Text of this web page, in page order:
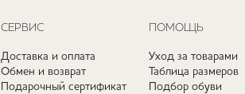
СЕРВИС
Доставка и оплата
Обмен и возврат
Подарочный сертификат
ПОМОЩЬ
Уход за товарами
Таблица размеров
Подбор обуви